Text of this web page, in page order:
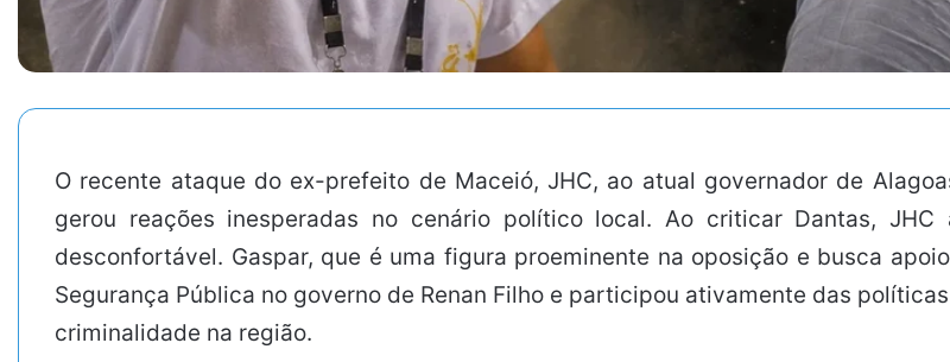
O recente ataque do ex-prefeito de Maceió, JHC, ao atual governador de
gerou reações inesperadas no cenário político local. Ao criticar Dantas,
desconfortável. Gaspar, que é uma figura proeminente na oposição e busca
Segurança Pública no governo de Renan Filho e participou ativamente das
criminalidade na região.